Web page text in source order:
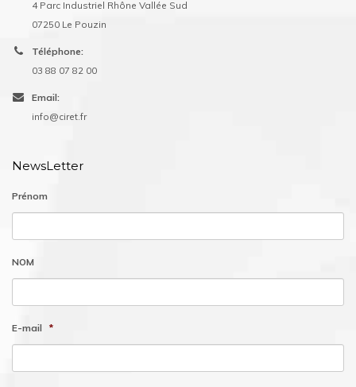
4 Parc Industriel Rhône Vallée Sud
07250 Le Pouzin
Téléphone:
03 88 07 82 00
Email:
info@ciret.fr
NewsLetter
Prénom
NOM
E-mail *